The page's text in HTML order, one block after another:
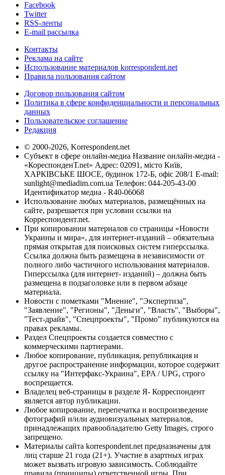
Facebook
Twitter
RSS-ленты
E-mail рассылка
Контакты
Реклама на сайте
Использование материалов korrespondent.net
Правила пользования сайтом
Договор пользования сайтом
Политика в сфере конфиденциальности и персональных
данных
Пользовательское соглашение
Редакция
© 2000-2026, Korrespondent.net
Субъект в сфере онлайн-медиа Название онлайн-медиа -
«КореспонденТ.net» Адрес: 02091, місто Київ,
ХАРКІВСЬКЕ ШОСЕ, будинок 172-Б, офіс 208/1 E-mail:
sunlight@mediadim.com.ua Телефон: 044-205-43-00
Идентификатор медиа - R40-06068
Использование любых материалов, размещённых на
сайте, разрешается при условии ссылки на
Корреспондент.net.
При копировании материалов со страницы «Новости
Украины и мира», для интернет-изданий – обязательна
прямая открытая для поисковых систем гиперссылка.
Ссылка должна быть размещена в независимости от
полного либо частичного использования материалов.
Гиперссылка (для интернет- изданий) – должна быть
размещена в подзаголовке или в первом абзаце
материала.
Новости с пометками "Мнение", "Экспертиза",
"Заявление", "Регионы", "Деньги", "Власть", "Выборы",
"Тест-драйв", "Спецпроекты", "Промо" публикуются на
правах рекламы.
Раздел Спецпроекты создается совместно с
коммерческими партнерами.
Любое копирование, публикация, републикация и
другое распространение информации, которое содержит
ссылку на "Интерфакс-Украина", EPA / UPG, строго
воспрещается.
Владелец веб-страницы в разделе Я- Корреспондент
является автор публикации.
Любое копирование, перепечатка и воспроизведение
фотографий и/или аудиовизуальных материалов,
принадлежащих правообладателю Getty Images, строго
запрещено.
Материалы сайта korrespondent.net предназначены для
лиц старше 21 года (21+). Участие в азартных играх
может вызвать игровую зависимость. Соблюдайте
правила (принципы) ответственной игры. При